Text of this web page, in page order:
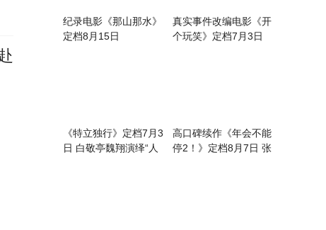
纪录电影《那山那水》
定档8月15日
真实事件改编电影《开
个玩笑》定档7月3日
《特立独行》定档7月3
日 白敬亭魏翔演绎“人
高口碑续作《年会不能
停2！》定档8月7日 张